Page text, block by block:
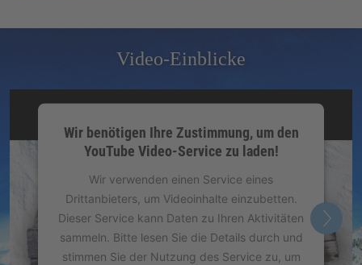
Video-Einblicke
Wir benötigen Ihre Zustimmung, um den
YouTube Video-Service zu laden!
Wir verwenden einen Service eines
Drittanbieters, um Videoinhalte einzubetten.
Dieser Service kann Daten zu Ihren Aktivitäten
sammeln. Bitte lesen Sie die Details durch und
stimmen Sie der Nutzung des Service zu, um